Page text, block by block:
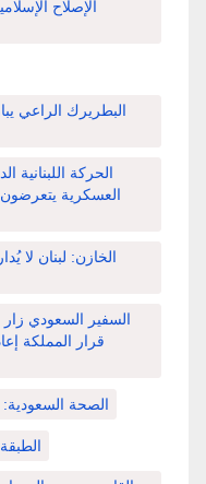
الإصلاح
البطريرك الراعي
الحركة اللبنانية
العسكرية
الخازن: لبنان لا
السفير السعودي زار
قرار المملكة
الصحة